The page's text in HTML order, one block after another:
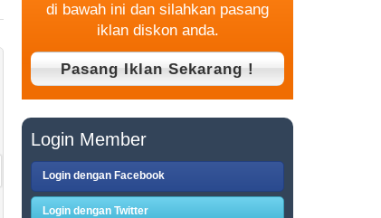
di bawah ini dan silahkan pasang
iklan diskon anda.
Login Member
Login dengan Facebook
Login dengan Twitter